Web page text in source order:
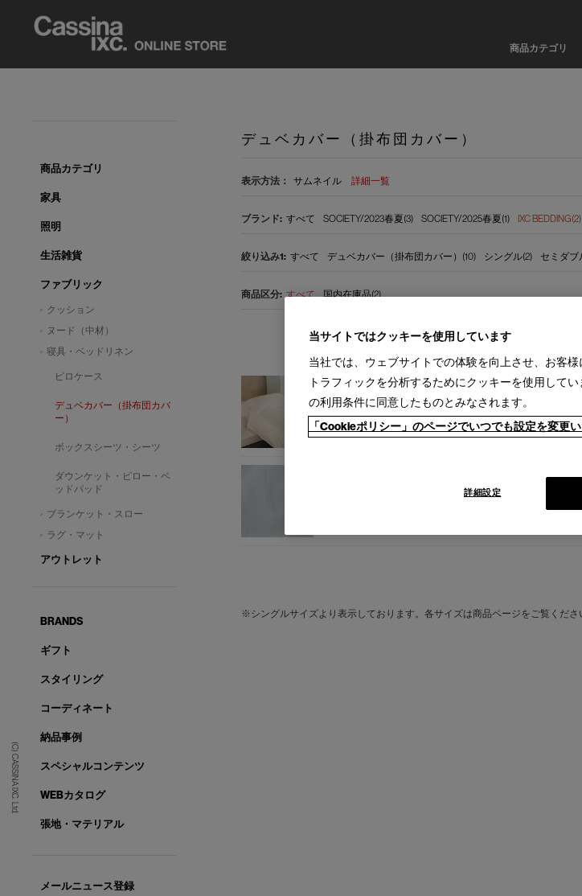
商品カテゴリ
(C) CASSINA IXC. Ltd.
デュベカバー（掛布団カバー）
表示方法： サムネイル 詳細一覧
すべて SOCIETY/2023春夏(3) SOCIETY/2025春夏(1) IXC BEDDING(2)
すべて デュベカバー（掛布団カバー）(10) シングル(2) セミダブ
すべて 国内在庫品(2)
販売
IXC
販売
※シングルサイズより表示しております。各サイズは商品ページをご覧くださ
商品カテゴリ
家具
照明
生活雑貨
ファブリック
クッション
ヌード（中材）
寝具・ベッドリネン
ピロケース
デュベカバー（掛布団カバ
ー）
ボックスシーツ・シーツ
ダウンケット・ピロー・ベ
ッドパッド
ブランケット・スロー
ラグ・マット
アウトレット
BRANDS
ギフト
スタイリング
コーディネート
納品事例
スペシャルコンテンツ
WEBカタログ
張地・マテリアル
メールニュース登録
当サイトではクッキーを使用しています
当社では、ウェブサイトでの体験を向上させ、お客
トラフィックを分析するためにクッキーを使用して
の利用条件に同意したものとみなされます。
「Cookieポリシー」のページでいつでも設定を変更
詳細設定